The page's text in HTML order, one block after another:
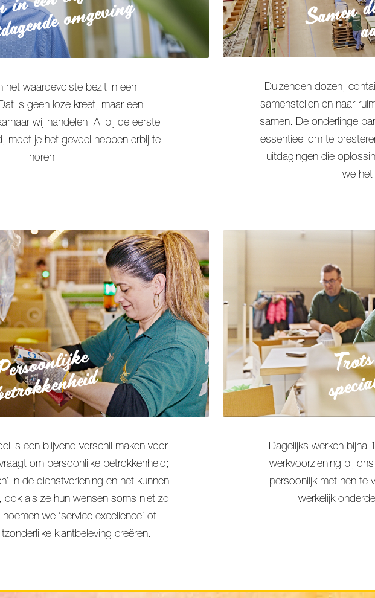
omgeving
het waardevolste bezit in een
is geen loze kreet, maar een
wij handelen. Al bij de eerste
moet je het gevoel hebben erbij te
horen.
Duizenden dozen,
samenstellen en naar
samen. De onderlinge
essentieel om te
uitdagingen die
we het
is een blijvend verschil maken voor
om persoonlijke betrokkenheid;
in de dienstverlening en het kunnen
ook als ze hun wensen soms niet zo
we ‘service excellence’ of
klantbeleving creëren.
Dagelijks werken bijna
werkvoorziening bij
persoonlijk met hen te
werkelijk